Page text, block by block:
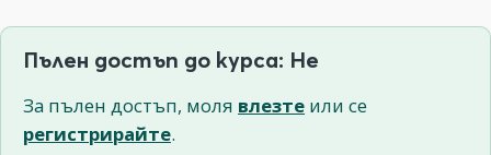
Пълен достъп до курса: Не
За пълен достъп, моля влезте или се
регистрирайте.